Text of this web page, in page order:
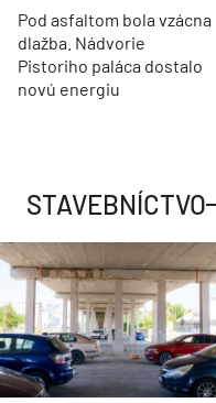
Pod asfaltom bola vzácna
dlažba. Nádvorie
Pistoriho paláca dostalo
novú energiu
STAVEBNÍCTVO